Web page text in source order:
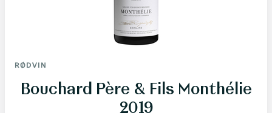
RØDVIN
Bouchard Père & Fils Monthélie
2019